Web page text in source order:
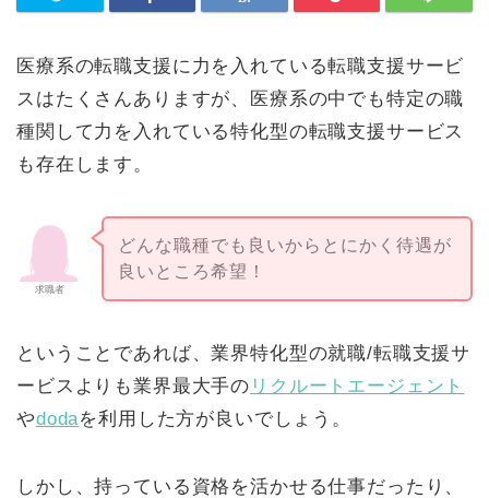
医療系の転職支援に力を入れている転職支援サービ
スはたくさんありますが、医療系の中でも特定の職
種関して力を入れている特化型の転職支援サービス
も存在します。
求職者
どんな職種でも良いからとにかく待遇が
良いところ希望！
ということであれば、業界特化型の就職/転職支援サ
ービスよりも業界最大手の リクルートエージェント
やdodaを利用した方が良いでしょう。
しかし、持っている資格を活かせる仕事だったり、